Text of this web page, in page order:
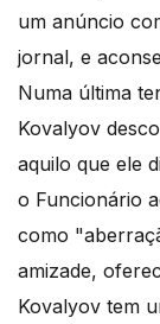
um anúncio
jornal, e
Numa última
Kovalyov
aquilo que ele
o Funcionário
como
amizade,
Kovalyov tem